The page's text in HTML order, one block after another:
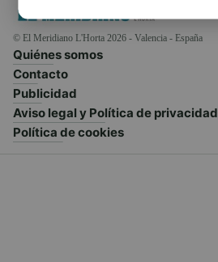
© El Meridiano L'Horta 2026 - Valencia - España
Quiénes somos
Contacto
Publicidad
Aviso legal y Política de privacidad
Política de cookies